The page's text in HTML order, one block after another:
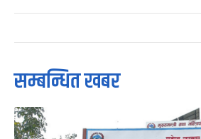
सम्बन्धित खबर